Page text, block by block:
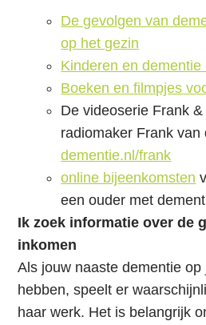
De gevolgen van
op het gezin
Kinderen en
Boeken en filmpjes
De videoserie Frank
radiomaker Frank van
dementie.nl/frank
online bijeenkomsten
een ouder met
Ik zoek informatie over de
inkomen
Als jouw naaste dementie
hebben, speelt er
haar werk. Het is belangrijk